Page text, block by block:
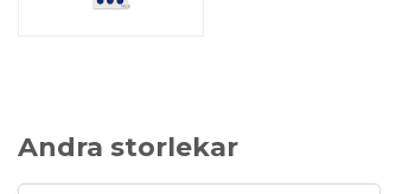
Andra storlekar